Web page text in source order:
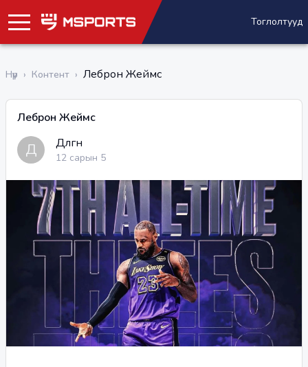
Тоглолтууд
Нүүр › Контент › Леброн Жеймс
Леброн Жеймс
Д Дөлгөөн
12 сарын 5